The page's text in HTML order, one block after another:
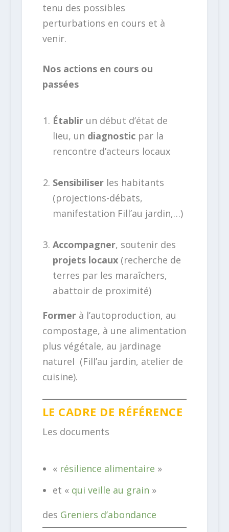
tenu des possibles
perturbations en cours et à
venir.
Nos actions en cours ou
passées
Établir un début d’état de
lieu, un diagnostic par la
rencontre d’acteurs locaux
Sensibiliser les habitants
(projections-débats,
manifestation Fill’au jardin,…)
Accompagner, soutenir des
projets locaux (recherche de
terres par les maraîchers,
abattoir de proximité)
Former à l’autoproduction, au
compostage, à une alimentation
plus végétale, au jardinage
naturel (Fill’au jardin, atelier de
cuisine).
LE CADRE DE RÉFÉRENCE
Les documents
« résilience alimentaire »
et « qui veille au grain »
des Greniers d’abondance